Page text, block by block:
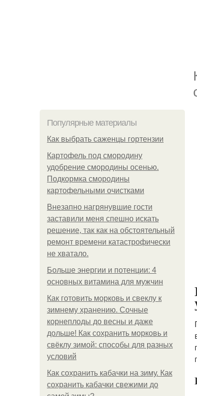
Популярные материалы
Как выбрать саженцы гортензии
Картофель под смородину
удобрение смородины осенью.
Подкормка смородины
картофельными очистками
Внезапно нагрянувшие гости
заставили меня спешно искать
решение, так как на обстоятельный
ремонт времени катастрофически
не хватало.
Больше энергии и потенции: 4
основных витамина для мужчин
Как готовить морковь и свеклу к
зимнему хранению. Сочные
корнеплоды до весны и даже
дольше! Как сохранить морковь и
свёклу зимой: способы для разных
условий
Как сохранить кабачки на зиму. Как
сохранить кабачки свежими до